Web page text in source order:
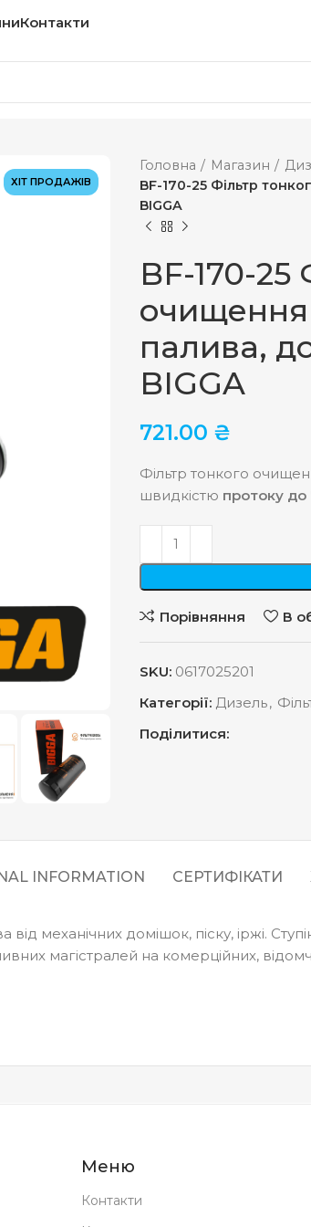
Контакти
ХІТ ПРОДАЖІВ
Головна Магазин
BF-170-25 Фільтр
BIGGA
BF-170-25
очищення
палива,
BIGGA
721.00 ₴
Фільтр тонкого
швидкістю протоку до
Порівняння В
SKU: 0617025201
Категорії: Дизель,
Поділитися:
INFORMATION СЕРТИФІКАТИ
механічних домішок, піску, іржі.
магістралей на комерційних,
Меню
Контакти